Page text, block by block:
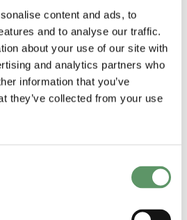
content and ads, to
and to analyse our traffic.
about your use of our site with
and analytics partners who
information that you’ve
they’ve collected from your use
om alt fra smag,
proteiner og
herunder.